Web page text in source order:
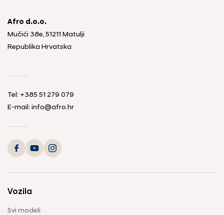
Afro d.o.o.
Mučići 38e, 51211 Matulji
Republika Hrvatska
Tel: +385 51 279 079
E-mail: info@afro.hr
Vozila
Svi modeli